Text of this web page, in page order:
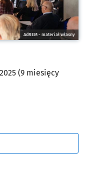
AdREM - materiał własny
(9 miesięcy